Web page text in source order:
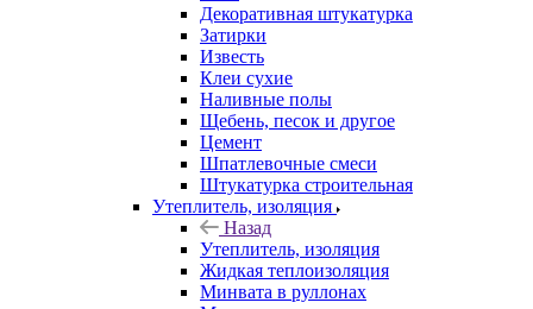
Декоративная штукатурка
Затирки
Известь
Клеи сухие
Наливные полы
Щебень, песок и другое
Цемент
Шпатлевочные смеси
Штукатурка строительная
Утеплитель, изоляция
Назад
Утеплитель, изоляция
Жидкая теплоизоляция
Минвата в руллонах